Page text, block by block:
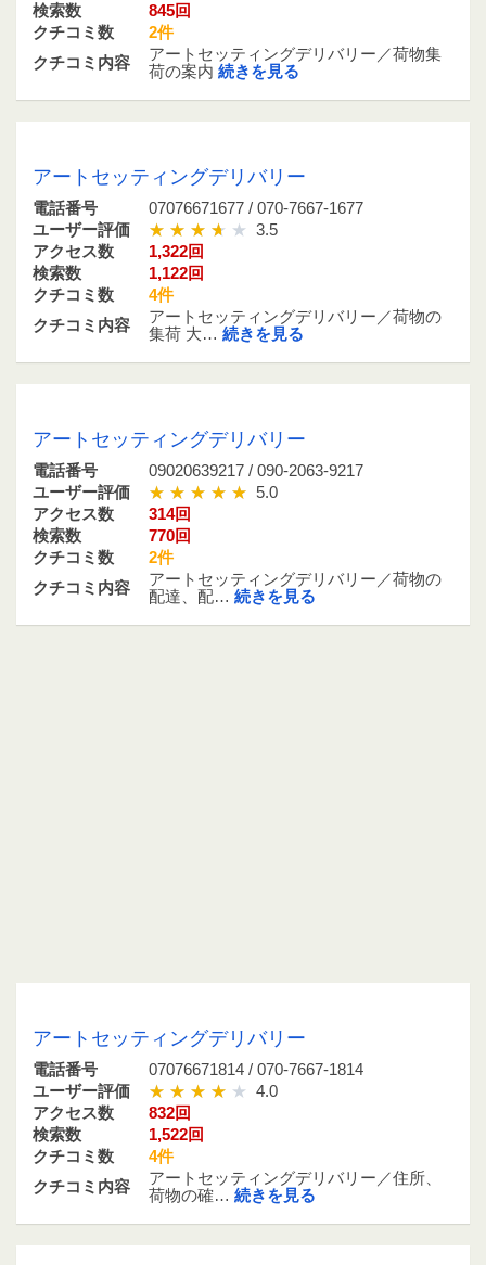
検索数
845回
クチコミ数
2件
クチコミ内容
アートセッティングデリバリー／荷物集
荷の案内 続きを見る
アートセッティングデリバリー
電話番号
07076671677 / 070-7667-1677
ユーザー評価
3.5
アクセス数
1,322回
検索数
1,122回
クチコミ数
4件
クチコミ内容
アートセッティングデリバリー／荷物の
集荷 大… 続きを見る
アートセッティングデリバリー
電話番号
09020639217 / 090-2063-9217
ユーザー評価
5.0
アクセス数
314回
検索数
770回
クチコミ数
2件
クチコミ内容
アートセッティングデリバリー／荷物の
配達、配… 続きを見る
アートセッティングデリバリー
電話番号
07076671814 / 070-7667-1814
ユーザー評価
4.0
アクセス数
832回
検索数
1,522回
クチコミ数
4件
クチコミ内容
アートセッティングデリバリー／住所、
荷物の確… 続きを見る